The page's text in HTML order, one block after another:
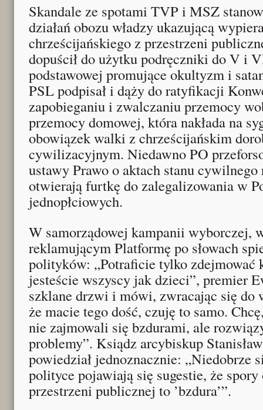
Skandale ze spotami TVP i MSZ
działań obozu władzy ukazującą
chrześcijańskiego z przestrzeni
dopuścił do użytku podręczniki do V i
podstawowej promujące okultyzm i
PSL podpisał i dąży do ratyfikacji
zapobieganiu i zwalczaniu przemocy
przemocy domowej, która nakłada na
obowiązek walki z chrześcijańskim
cywilizacyjnym. Niedawno PO
ustawy Prawo o aktach stanu
otwierają furtkę do zalegalizowania w
jednopłciowych.
W samorządowej kampanii wyborczej,
reklamującym Platformę po słowach
polityków: „Potraficie tylko zdejmować
jesteście wszyscy jak dzieci”, premier
szklane drzwi i mówi, zwracając się do
że macie tego dość, czuję to samo.
nie zajmowali się bzdurami, ale
problemy”. Ksiądz arcybiskup
powiedział jednoznacznie: „Niedobrze
polityce pojawiają się sugestie, że
przestrzeni publicznej to ’bzdura’”.